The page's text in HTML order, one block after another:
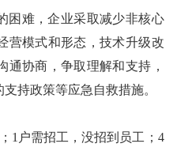
困难，企业采取减少非核心
营模式和形态，技术升级改
通协商，争取理解和支持，
持政策等应急自救措施。
1户需招工，没招到员工；4